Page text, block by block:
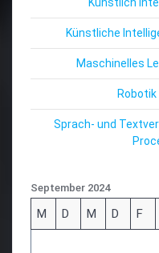
Künstliche
Maschinelles
Sprach- und
September 2024
M D M D F